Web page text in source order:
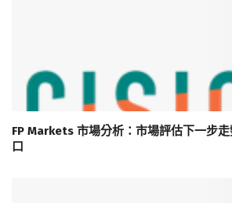
FP Markets 市場分析：市場評估下一步
口